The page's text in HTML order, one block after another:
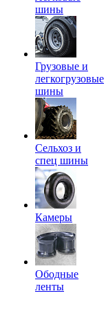
шины
Грузовые и
легкогрузовые
шины
Сельхоз и
спец шины
Камеры
Ободные
ленты